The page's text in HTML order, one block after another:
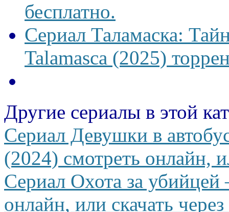
бесплатно.
Сериал Таламаска:
Talamasca (2025)
Другие сериалы в этой
Сериал Девушки в
(2024) смотреть онлайн,
Сериал Охота за
онлайн, или скачать